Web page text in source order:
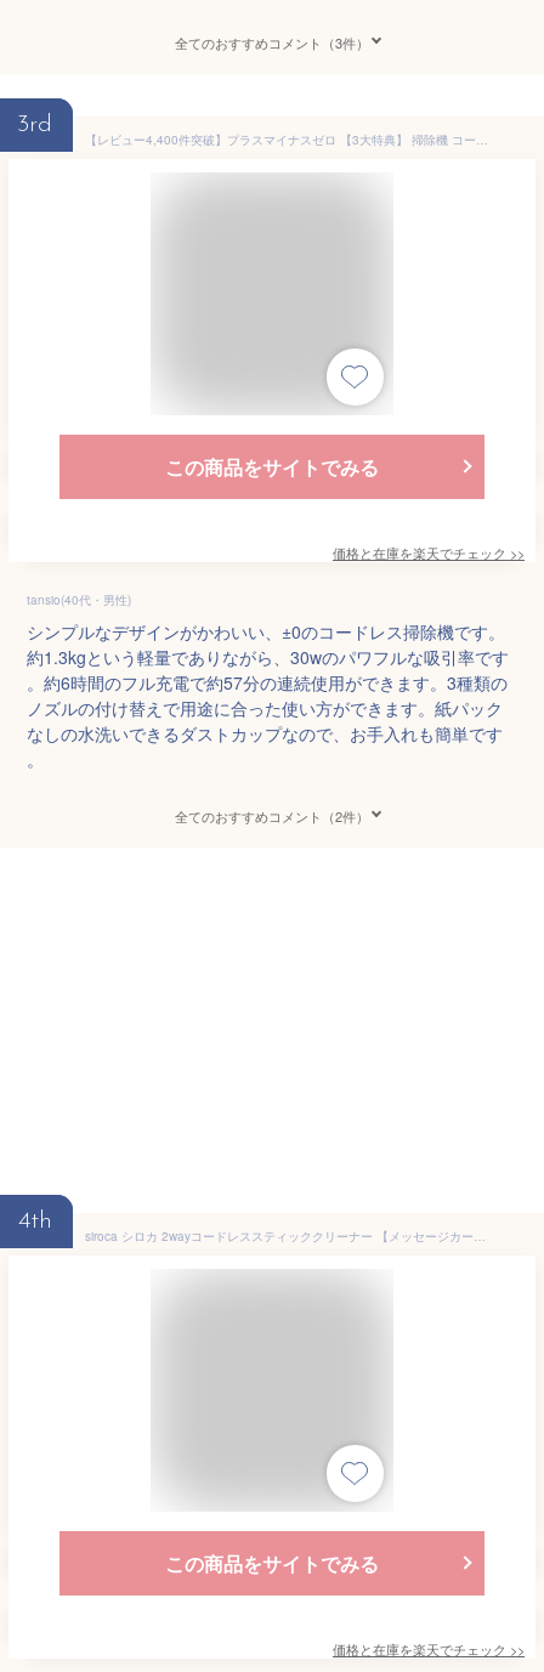
全てのおすすめコメント（3件）
3rd
【レビュー4,400件突破】プラスマイナスゼロ 【3大特典】 掃除機 コードレス コードレスクリーナー G040 XJC-G040 スティッククリーナー ハンディクリーナー コードレス掃除機 スタンド 車 ハンディ プラマイゼロ 軽量 小型 充電式 強力 吸引力 ±0
この商品をサイトでみる
価格と在庫を楽天でチェック >>
tansio(40代・男性)
シンプルなデザインがかわいい、±0のコードレス掃除機です。
約1.3kgという軽量でありながら、30wのパワフルな吸引率です
。約6時間のフル充電で約57分の連続使用ができます。3種類の
ノズルの付け替えで用途に合った使い方ができます。紙パック
なしの水洗いできるダストカップなので、お手入れも簡単です
。
全てのおすすめコメント（2件）
4th
siroca シロカ 2wayコードレススティッククリーナー 【メッセージカード対応】 掃除機 軽量 スリム おしゃれ シンプル 充電式 コードレス スティック 省スペース クリーナー 【あす楽】
この商品をサイトでみる
価格と在庫を楽天でチェック >>